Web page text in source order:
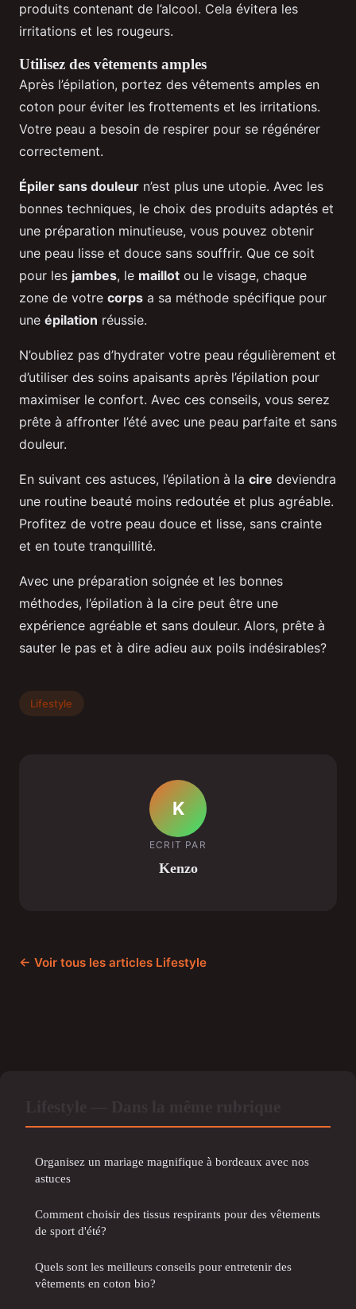
produits contenant de l’alcool. Cela évitera les
irritations et les rougeurs.
Utilisez des vêtements amples
Après l’épilation, portez des vêtements amples en
coton pour éviter les frottements et les irritations.
Votre peau a besoin de respirer pour se régénérer
correctement.
Épiler sans douleur n’est plus une utopie. Avec les
bonnes techniques, le choix des produits adaptés et
une préparation minutieuse, vous pouvez obtenir
une peau lisse et douce sans souffrir. Que ce soit
pour les jambes, le maillot ou le visage, chaque
zone de votre corps a sa méthode spécifique pour
une épilation réussie.
N’oubliez pas d’hydrater votre peau régulièrement et
d’utiliser des soins apaisants après l’épilation pour
maximiser le confort. Avec ces conseils, vous serez
prête à affronter l’été avec une peau parfaite et sans
douleur.
En suivant ces astuces, l’épilation à la cire deviendra
une routine beauté moins redoutée et plus agréable.
Profitez de votre peau douce et lisse, sans crainte
et en toute tranquillité.
Avec une préparation soignée et les bonnes
méthodes, l’épilation à la cire peut être une
expérience agréable et sans douleur. Alors, prête à
sauter le pas et à dire adieu aux poils indésirables?
Lifestyle
K
ECRIT PAR
Kenzo
← Voir tous les articles Lifestyle
Organisez un mariage magnifique à bordeaux avec nos
astuces
Comment choisir des tissus respirants pour des vêtements
de sport d'été?
Quels sont les meilleurs conseils pour entretenir des
vêtements en coton bio?